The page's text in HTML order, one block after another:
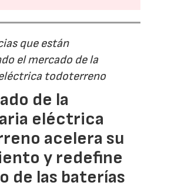
que están
el mercado de la
todoterreno
de la
eléctrica
acelera su
y redefine
de las baterías